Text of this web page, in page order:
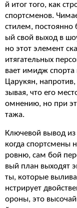
й итог того, как
спортсменов.
стилем, постоянно
ый свой выход в
но этот элемент
итягательных
вает имидж спорта
Царукян,
зывая, что его
омнению, но при
тажа.
Ключевой вывод из
когда спортсмены
ровню, сам бой
вый план выходят
ты, которые
нстрирует
ороны, это